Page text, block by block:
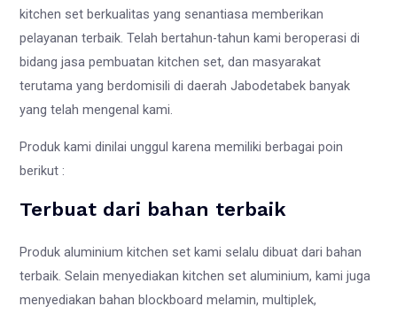
kitchen set berkualitas yang senantiasa memberikan
pelayanan terbaik. Telah bertahun-tahun kami beroperasi di
bidang jasa pembuatan kitchen set, dan masyarakat
terutama yang berdomisili di daerah Jabodetabek banyak
yang telah mengenal kami.
Produk kami dinilai unggul karena memiliki berbagai poin
berikut :
Terbuat dari bahan terbaik
Produk aluminium kitchen set kami selalu dibuat dari bahan
terbaik. Selain menyediakan kitchen set aluminium, kami juga
menyediakan bahan blockboard melamin, multiplek,